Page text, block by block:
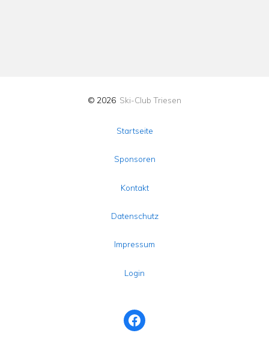
© 2026 Ski-Club Triesen
Startseite
Sponsoren
Kontakt
Datenschutz
Impressum
Login
Facebook